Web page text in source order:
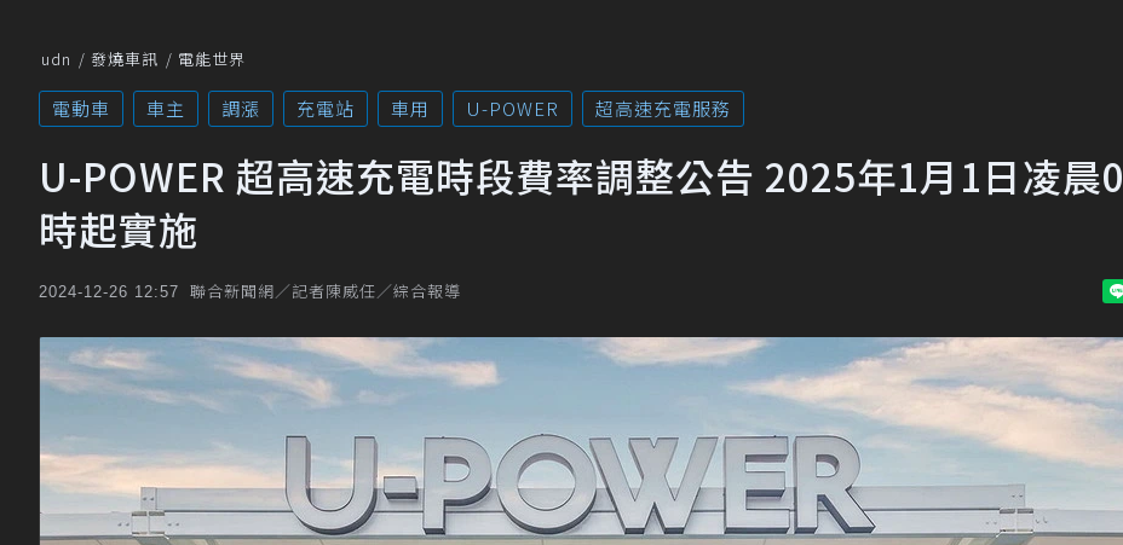
udn 發燒車訊 電能世界
電動車 車主 調漲 充電站 車用 U-POWER 超高速充電服務
U-POWER 超高速充電時段費率調整公告 2025年1月1日凌晨0
時起實施
2024-12-26 12:57 聯合新聞網／記者陳威任／綜合報導